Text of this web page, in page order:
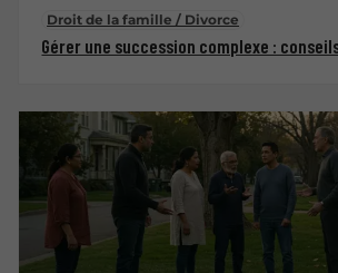
Droit de la famille / Divorce
Gérer une succession complexe :